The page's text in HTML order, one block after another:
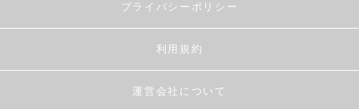
プライバシーポリシー
利用規約
運営会社について